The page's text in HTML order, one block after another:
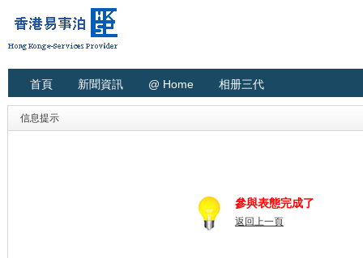
首頁 新聞資訊 @ Home 相册三代
信息提示
參與表態完成了
返回上一頁